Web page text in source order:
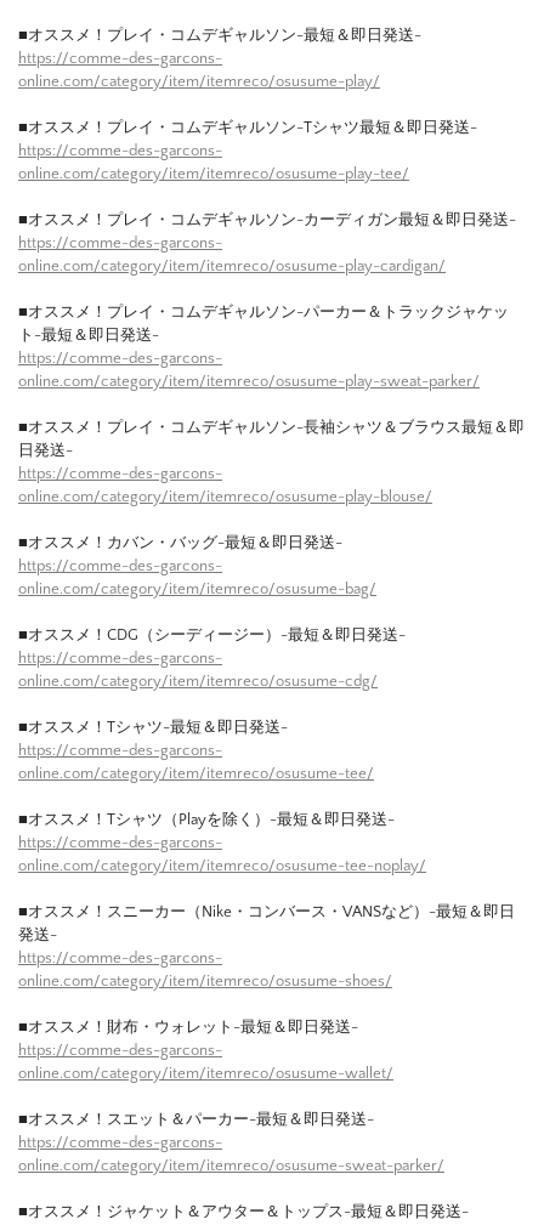
■オススメ！プレイ・コムデギャルソン-最短＆即日発送-
https://comme-des-garcons-
online.com/category/item/itemreco/osusume-play/
■オススメ！プレイ・コムデギャルソン-Tシャツ最短＆即日発送-
https://comme-des-garcons-
online.com/category/item/itemreco/osusume-play-tee/
■オススメ！プレイ・コムデギャルソン-カーディガン最短＆即日発送-
https://comme-des-garcons-
online.com/category/item/itemreco/osusume-play-cardigan/
■オススメ！プレイ・コムデギャルソン-パーカー＆トラックジャケッ
ト-最短＆即日発送-
https://comme-des-garcons-
online.com/category/item/itemreco/osusume-play-sweat-parker/
■オススメ！プレイ・コムデギャルソン-長袖シャツ＆ブラウス最短＆即
日発送-
https://comme-des-garcons-
online.com/category/item/itemreco/osusume-play-blouse/
■オススメ！カバン・バッグ-最短＆即日発送-
https://comme-des-garcons-
online.com/category/item/itemreco/osusume-bag/
■オススメ！CDG（シーディージー）-最短＆即日発送-
https://comme-des-garcons-
online.com/category/item/itemreco/osusume-cdg/
■オススメ！Tシャツ-最短＆即日発送-
https://comme-des-garcons-
online.com/category/item/itemreco/osusume-tee/
■オススメ！Tシャツ（Playを除く）-最短＆即日発送-
https://comme-des-garcons-
online.com/category/item/itemreco/osusume-tee-noplay/
■オススメ！スニーカー（Nike・コンバース・VANSなど）-最短＆即日
発送-
https://comme-des-garcons-
online.com/category/item/itemreco/osusume-shoes/
■オススメ！財布・ウォレット-最短＆即日発送-
https://comme-des-garcons-
online.com/category/item/itemreco/osusume-wallet/
■オススメ！スエット＆パーカー-最短＆即日発送-
https://comme-des-garcons-
online.com/category/item/itemreco/osusume-sweat-parker/
■オススメ！ジャケット＆アウター＆トップス-最短＆即日発送-